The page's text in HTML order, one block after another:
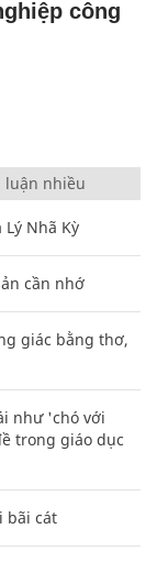
công
luận nhiều
Nhã Kỳ
cần nhớ
giác bằng thơ,
như 'chó với
trong giáo dục
bãi cát